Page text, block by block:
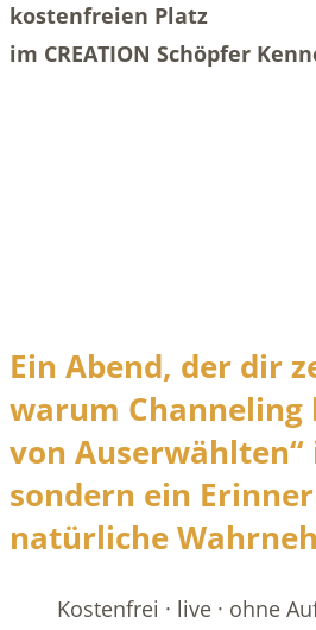
kostenfreien Platz
im CREATION Schöpfer
Ein Abend, der dir
warum Channeling
von Auserwählten“
sondern ein
natürliche
Kostenfrei · live · ohne